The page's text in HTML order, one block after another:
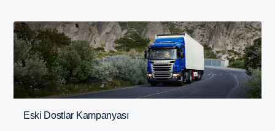
Eski Dostlar Kampanyası